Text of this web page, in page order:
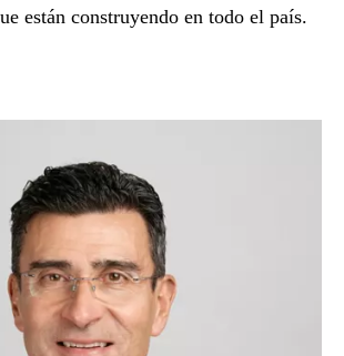
están construyendo en todo el país.